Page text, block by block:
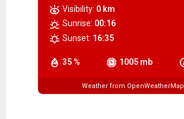
35 % 1005 mb
Visibility: 0 km
Sunrise: 00:16
Sunset: 16:35
Weather from OpenWeatherMap